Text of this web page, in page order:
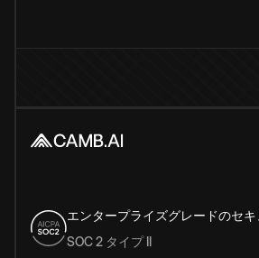
エンタープライズグレードのセキ
SOC 2 タイプ II